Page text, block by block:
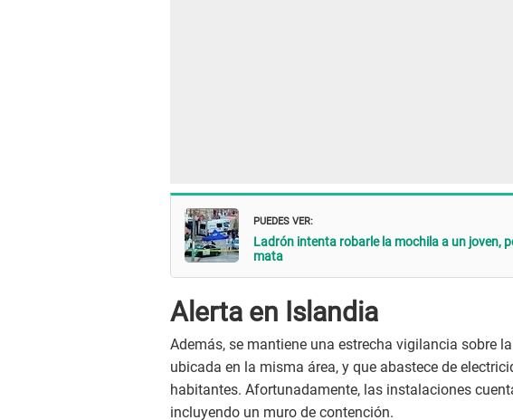
PUEDES VER:
Ladrón intenta robarle la mochila a un joven,
mata
Alerta en Islandia
Además, se mantiene una estrecha vigilancia sobre
ubicada en la misma área, y que abastece de
habitantes. Afortunadamente, las instalaciones
incluyendo un muro de contención.